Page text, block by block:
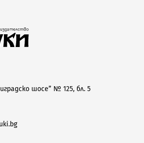
шосе” № 125, бл. 5